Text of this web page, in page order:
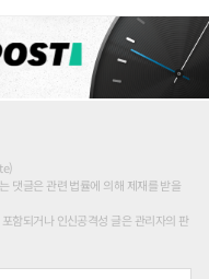
댓글은 관련 법률에 의해 제재를 받을
함되거나 인신공격성 글은 관리자의 판